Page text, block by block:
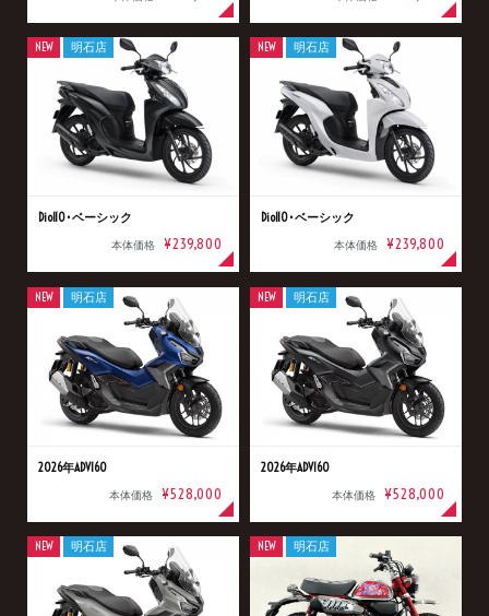
Dio110･ベーシック
本体価格 ¥239,800
NEW 明石店
Dio110･ベーシック
本体価格 ¥239,800
NEW 明石店
2026年ADV160
本体価格 ¥528,000
NEW 明石店
2026年ADV160
本体価格 ¥528,000
NEW 明石店
NEW 明石店 NEW 明石店